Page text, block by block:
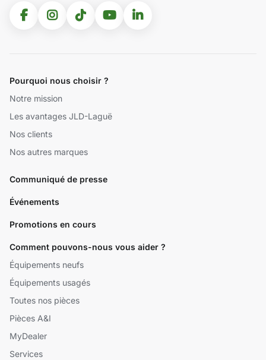
Pourquoi nous choisir ?
Notre mission
Les avantages JLD-Laguë
Nos clients
Nos autres marques
Communiqué de presse
Événements
Promotions en cours
Comment pouvons-nous vous aider ?
Équipements neufs
Équipements usagés
Toutes nos pièces
Pièces A&I
MyDealer
Services